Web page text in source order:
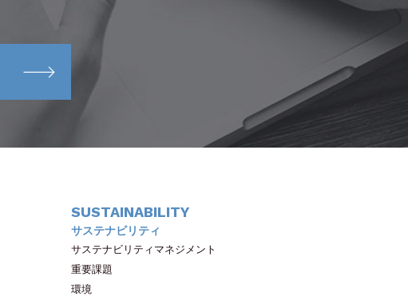
SUSTAINABILITY
サステナビリティ
サステナビリティマネジメント
重要課題
環境